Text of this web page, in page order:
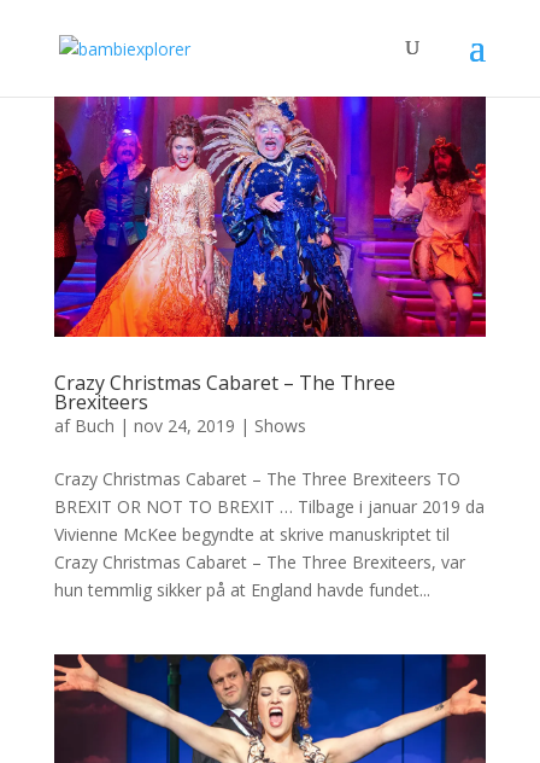
Crazy Christmas Cabaret – The Three
Brexiteers
af Buch | nov 24, 2019 | Shows
Crazy Christmas Cabaret – The Three Brexiteers TO
BREXIT OR NOT TO BREXIT … Tilbage i januar 2019 da
Vivienne McKee begyndte at skrive manuskriptet til
Crazy Christmas Cabaret – The Three Brexiteers, var
hun temmlig sikker på at England havde fundet...